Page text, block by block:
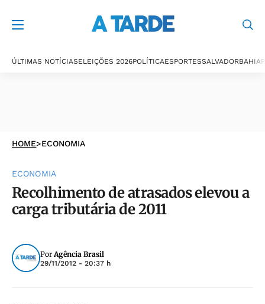
ÚLTIMAS NOTÍCIASELEIÇÕES 2026POLÍTICAESPORTESSALVADORBAHIA
HOME>ECONOMIA
ECONOMIA
Recolhimento de atrasados elevou a
carga tributária de 2011
PorAgência Brasil
29/11/2012 - 20:37 h